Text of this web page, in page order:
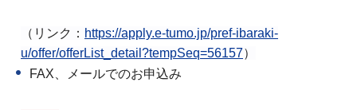
（リンク： https://apply.e-tumo.jp/pref-ibaraki-
u/offer/offerList_detail?tempSeq=56157）
FAX、メールでのお申込み